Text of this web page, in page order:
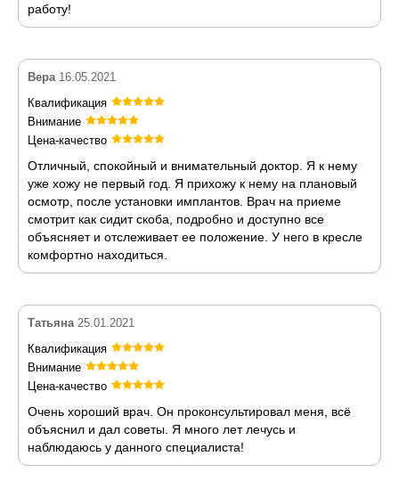
работу!
Вера 16.05.2021
Квалификация
Внимание
Цена-качество
Отличный, спокойный и внимательный доктор. Я к нему
уже хожу не первый год. Я прихожу к нему на плановый
осмотр, после установки имплантов. Врач на приеме
смотрит как сидит скоба, подробно и доступно все
объясняет и отслеживает ее положение. У него в кресле
комфортно находиться.
Татьяна 25.01.2021
Квалификация
Внимание
Цена-качество
Очень хороший врач. Он проконсультировал меня, всё
объяснил и дал советы. Я много лет лечусь и
наблюдаюсь у данного специалиста!